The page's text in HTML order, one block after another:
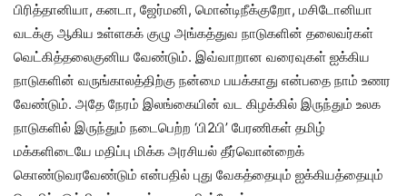
பிரித்தானியா, கனடா, ஜேர்மனி, மொன்டிநீக்குறோ, மசிடோனியா
வடக்கு ஆகிய உள்ளகக் குழு அங்கத்துவ நாடுகளின் தலைவர்கள்
வெட்கித்தலைகுனிய வேண்டும். இவ்வாறான வரைவுகள் ஐக்கிய
நாடுகளின் வருங்காலத்திற்கு நன்மை பயக்காது என்பதை நாம் உணர
வேண்டும். அதே நேரம் இலங்கையின் வட கிழக்கில் இருந்தும் உலக
நாடுகளில் இருந்தும் நடைபெற்ற ‘பி2பி’ பேரணிகள் தமிழ்
மக்களிடையே மதிப்பு மிக்க அரசியல் தீர்வொன்றைக்
கொண்டுவரவேண்டும் என்பதில் புது வேகத்தையும் ஐக்கியத்தையும்